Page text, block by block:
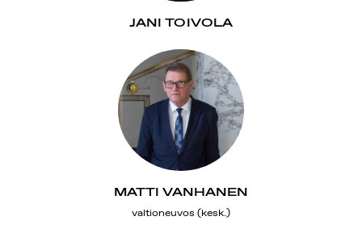
JANI TOIVOLA
MATTI VANHANEN
valtioneuvos (kesk.)